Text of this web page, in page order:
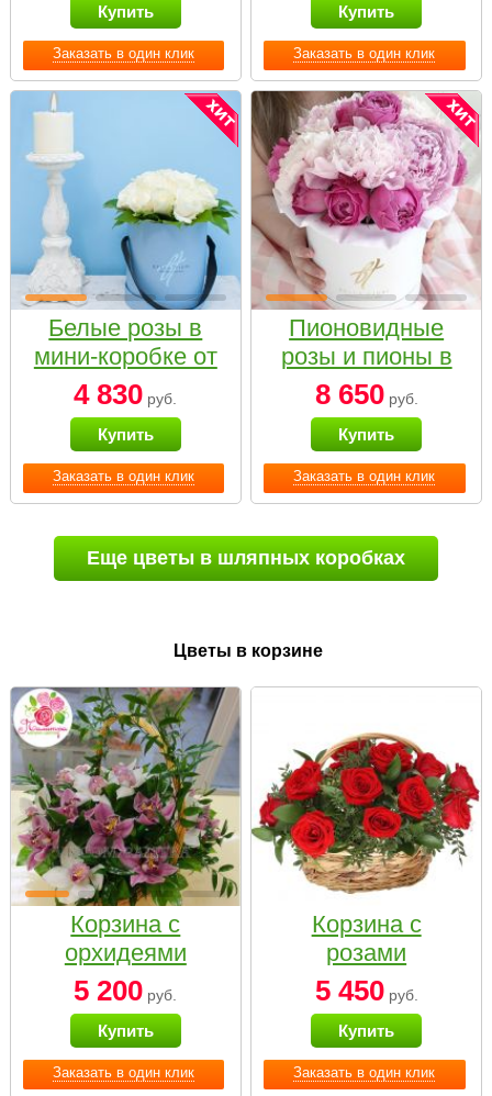
Заказать в один клик
Купить
Заказать в один клик
Купить
Заказать в один клик
Белые розы в
мини-коробке от
Bella Fiori
4 830 руб.
Купить
Заказать в один клик
Пионовидные
розы и пионы в
белой коробке
Small
8 650руб.
Купить
Еще цветы в шляпных коробках
Цветы в корзине
Заказать в один клик
Корзина с
орхидеями
малая
5 200 руб.
Купить
Заказать в один клик
Корзина с
розами
«Красный
Париж»
5 450руб.
Купить